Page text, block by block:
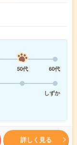
50代
60代
しずか
詳しく見る